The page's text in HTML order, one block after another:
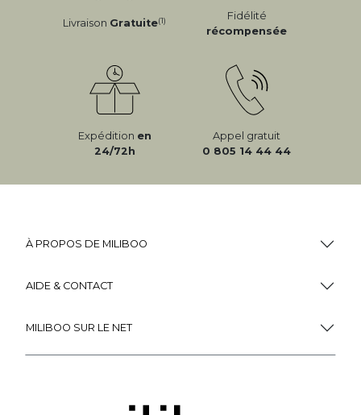
Livraison Gratuite(1)
Fidélité
récompensée
Expédition en
24/72h
Appel gratuit
0 805 14 44 44
À PROPOS DE MILIBOO
AIDE & CONTACT
MILIBOO SUR LE NET